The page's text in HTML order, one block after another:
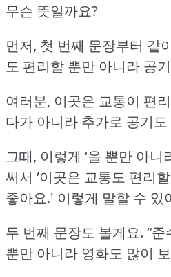
무슨 뜻일까요?
먼저, 첫 번째 문장부터 같
도 편리할 뿐만 아니라 공
여러분, 이곳은 교통이 편
다가 아니라 추가로 공기
그때, 이렇게 ‘을 뿐만 아니
써서 ‘이곳은 교통도 편리
좋아요.' 이렇게 말할 수 있
두 번째 문장도 볼게요. “
뿐만 아니라 영화도 많이